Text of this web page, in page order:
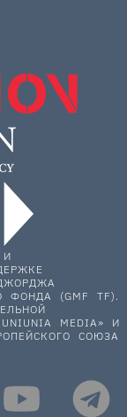
И
(GMF TF).
MEDIA» И
СОЮЗА